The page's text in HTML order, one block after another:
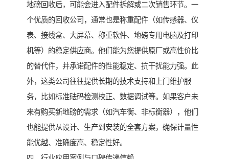
地磅回收后，可能会进入配件拆解或二次销售环节。一
个优质的回收公司，通常也是称重配件（如传感器、仪
表、接线盒、大屏幕、称重软件、地磅专用电脑及打印
机等）的稳定供应商。他们能为您提供原厂或高性价比
的替代件，并承诺配件的性能稳定、抗干扰能力强。此
外，这类公司往往提供长期的技术支持和上门维护服
务，比如标准砝码检测校正、数据调试等。如果客户未
来有购买新地磅的需求（如汽车衡、非标衡器），他们
也能提供从设计、生产到安装的全套方案，确保计量性
能优越、准确度高、稳定性好。